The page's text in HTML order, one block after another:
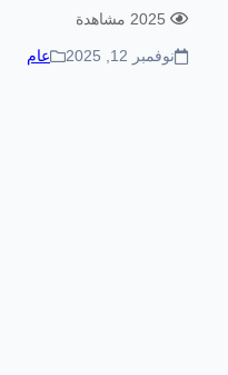
2025 مشاهدة
نوفمبر 12, 2025 عام